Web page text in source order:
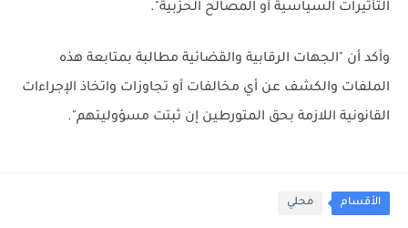
التأثيرات السياسية أو المصالح الحزبية".
وأكد أن "الجهات الرقابية والقضائية مطالبة بمتابعة هذه
الملفات والكشف عن أي مخالفات أو تجاوزات واتخاذ الإجراءات
القانونية اللازمة بحق المتورطين إن ثبتت مسؤوليتهم".
الأقسام محلي